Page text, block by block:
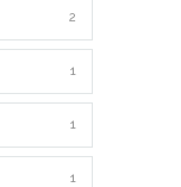
2
1
1
1